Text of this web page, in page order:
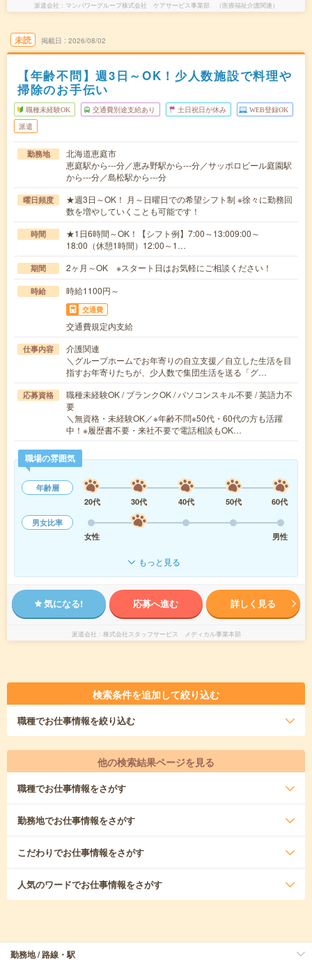
派遣会社 マンパワーグループ株式会社 ケアサービス事業部 （医療福祉介護関連）
未読 掲載日 2026/08/02
【年齢不問】週3日～OK！少人数施設で料理や
掃除のお手伝い
職種未経験OK 交通費別途支給あり 土日祝日が休み WEB登録OK
派遣
勤務地
北海道恵庭市
恵庭駅から---分／恵み野駅から---分／サッポロビール庭園駅
から---分／島松駅から---分
曜日頻度
★週3日～OK！ 月～日曜日での希望シフト制 ※徐々に勤務回
数を増やしていくことも可能です！
時間
★1日6時間～OK！【シフト例】7:00～13:009:00～
18:00（休憩1時間）12:00～1…
期間 2ヶ月～OK ※スタート日はお気軽にご相談ください！
時給 時給1100円～
交通費
交通費規定内支給
仕事内容
介護関連
＼グループホームでお年寄りの自立支援／自立した生活を目
指すお年寄りたちが、少人数で集団生活を送る「グ…
応募資格
職種未経験OK / ブランクOK / パソコンスキル不要 / 英語力不
要
＼無資格・未経験OK／※年齢不問※50代・60代の方も活躍
中！※履歴書不要・来社不要で電話相談もOK…
職場の雰囲気
年齢層
20代
30代 40代 50代
60代
男女比率
女性
男性
もっと見る
気になる! 応募へ進む 詳しく見る
派遣会社 株式会社スタッフサービス メディカル事業本部
検索条件を追加して絞り込む
職種でお仕事情報を絞り込む
他の検索結果ページを見る
職種でお仕事情報をさがす
勤務地でお仕事情報をさがす
こだわりでお仕事情報をさがす
人気のワードでお仕事情報をさがす
勤務地 / 路線・駅